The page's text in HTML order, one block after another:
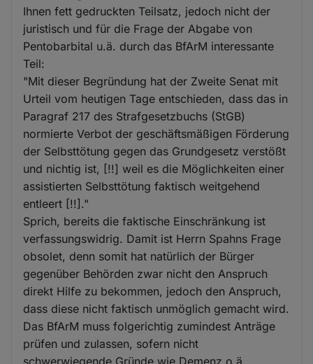
Ihnen fett gedruckten Teilsatz, jedoch nicht der
juristisch und für die Frage der Abgabe von
Pentobarbital u.ä. durch das BfArM interessante
Teil:
"Mit dieser Begründung hat der Zweite Senat mit
Urteil vom heutigen Tage entschieden, dass das in
Paragraf 217 des Strafgesetzbuchs (StGB)
normierte Verbot der geschäftsmäßigen Förderung
der Selbsttötung gegen das Grundgesetz verstößt
und nichtig ist, [!!] weil es die Möglichkeiten einer
assistierten Selbsttötung faktisch weitgehend
entleert [!!]."
Sprich, bereits die faktische Einschränkung ist
verfassungswidrig. Damit ist Herrn Spahns Frage
obsolet, denn somit hat natürlich der Bürger
gegenüber Behörden zwar nicht den Anspruch
direkt Hilfe zu bekommen, jedoch den Anspruch,
dass diese nicht faktisch unmöglich gemacht wird.
Das BfArM muss folgerichtig zumindest Anträge
prüfen und zulassen, sofern nicht